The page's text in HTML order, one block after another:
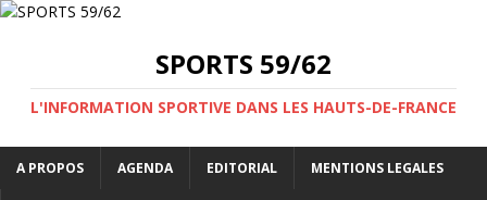
SPORTS 59/62
L'INFORMATION SPORTIVE DANS LES HAUTS-DE-FRANCE
A PROPOS AGENDA EDITORIAL MENTIONS LEGALES